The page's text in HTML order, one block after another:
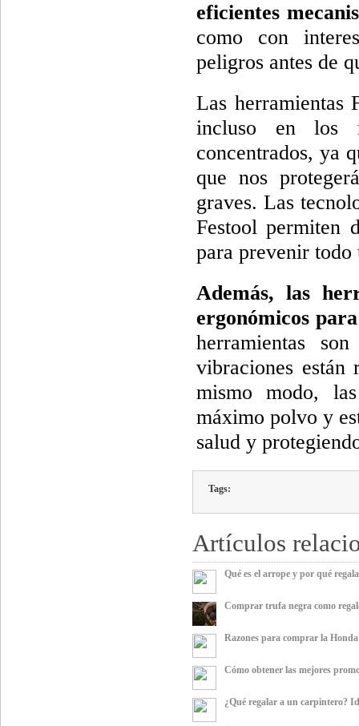
eficientes
como con
peligros antes de
Las herramientas
incluso en los
concentrados, ya
que nos
graves. Las
Festool permiten
para prevenir todo
Además, las
ergonómicos
herramientas
vibraciones están
mismo modo,
máximo polvo y
salud y
Tags:
Artículos
Qué es el arrope y por qué
Comprar trufa negra como
Razones para comprar la
Cómo obtener las mejores
¿Qué regalar a un carpintero?